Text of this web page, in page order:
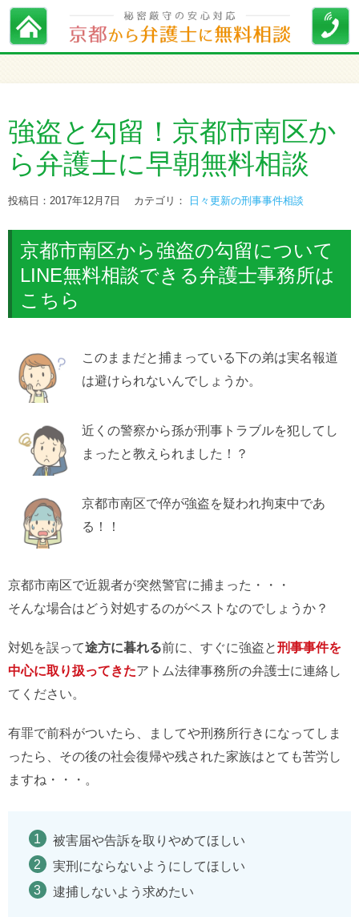
強盗と勾留！京都市南区か
ら弁護士に早朝無料相談
投稿日：2017年12月7日 カテゴリ： 日々更新の刑事事件相談
京都市南区から強盗の勾留について
LINE無料相談できる弁護士事務所は
こちら
このままだと捕まっている下の弟は実名報道
は避けられないんでしょうか。
近くの警察から孫が刑事トラブルを犯してし
まったと教えられました！？
京都市南区で倅が強盗を疑われ拘束中であ
る！！
京都市南区で近親者が突然警官に捕まった・・・
そんな場合はどう対処するのがベストなのでしょうか？
対処を誤って途方に暮れる前に、すぐに強盗と刑事事件を
中心に取り扱ってきたアトム法律事務所の弁護士に連絡し
てください。
有罪で前科がついたら、ましてや刑務所行きになってしま
ったら、その後の社会復帰や残された家族はとても苦労し
ますね・・・。
被害届や告訴を取りやめてほしい
実刑にならないようにしてほしい
逮捕しないよう求めたい